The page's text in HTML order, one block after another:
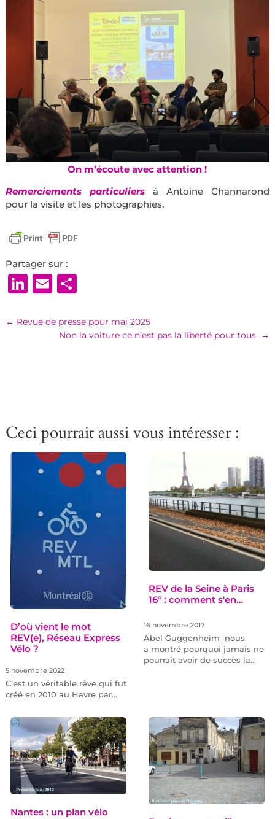
On m’écoute avec attention !
Remerciements particuliersà Antoine Channarond
pour la visite et les photographies.
Partager sur :
LinkedIn
EmailPartager
← Revue de presse pour mai 2025
Non la voiture ce n’est pas la liberté pour tous →
Ceci pourrait aussi vous intéresser :
D’où vient le mot
REV(e), Réseau Express
Vélo ?
5 novembre 2022
C’est un véritable rêve qui fut
créé en 2010 au Havre par…
REV de la Seine à Paris
16° : comment s'en…
16 novembre 2017
Abel Guggenheim nous
a montré pourquoi jamais ne
pourrait avoir de succès la…
Nantes : un plan vélo